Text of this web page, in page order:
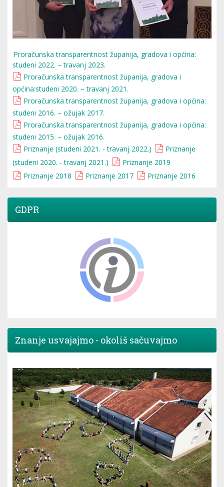
Proračunska transparentnost županija, gradova i općina:
studeni 2022. – travanj 2023.
Proračunska transparentnost županija, gradova i
općina:studeni 2020. – travanj 2021.
Proračunska transparentnost županija, gradova i općina:
studeni 2016. – ožujak 2017.
Proračunska transparentnost županija, gradova i općina:
studeni 2015. – ožujak 2016.
Priznanje (studeni 2021. - travanj 2022.)
Priznanje
(studeni 2020. - travanj 2021.)
Priznanje 2019
Priznanje 2018
Priznanje 2017 Priznanje 2016
GDPR
Znanje usvajajmo - okoliš sačuvajmo